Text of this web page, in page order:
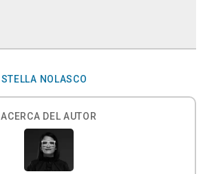
STELLA NOLASCO
ACERCA DEL AUTOR